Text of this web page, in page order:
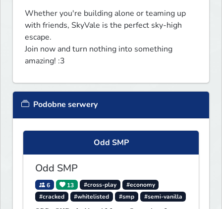
Whether you're building alone or teaming up
with friends, SkyVale is the perfect sky-high
escape.
Join now and turn nothing into something
amazing! :3
Podobne serwery
Odd SMP
Odd SMP
6 13 #cross-play
#economy
#cracked
#whitelisted #smp #semi-vanilla